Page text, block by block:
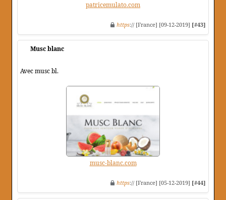
patricemulato.com
https:// [France] [09-12-2019] [#43]
Musc blanc
Avec musc bl.
musc-blanc.com
https:// [France] [05-12-2019] [#44]